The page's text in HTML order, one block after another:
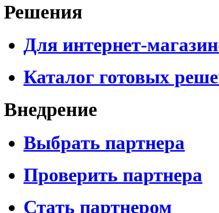
Решения
Для интернет-
Каталог готовых
Внедрение
Выбрать партнера
Проверить партнера
Стать партнером